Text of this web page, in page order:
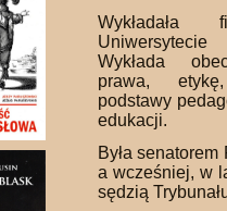
Wykładała
Wykłada
prawa,
podstawy
edukacji.
Była
a wcześniej, w
sędzią